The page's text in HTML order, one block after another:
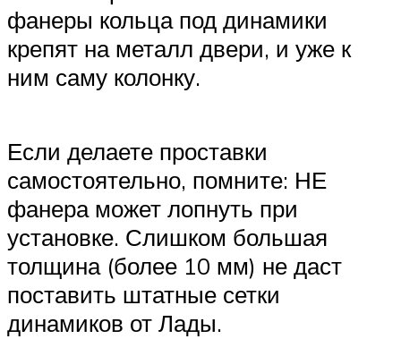
фанеры кольца под динамики
крепят на металл двери, и уже к
ним саму колонку.
Если делаете проставки
самостоятельно, помните: НЕ
фанера может лопнуть при
установке. Слишком большая
толщина (более 10 мм) не даст
поставить штатные сетки
динамиков от Лады.